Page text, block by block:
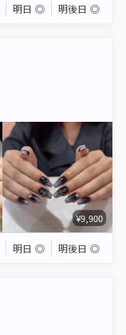
明日 ◎ 明後日 ◎
¥9,900
明日 ◎ 明後日 ◎